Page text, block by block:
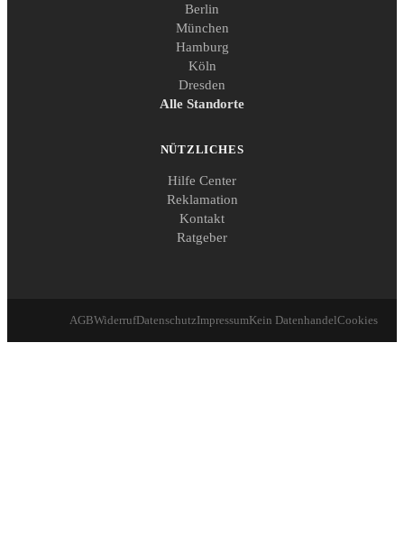
Berlin
München
Hamburg
Köln
Dresden
Alle Standorte
NÜTZLICHES
Hilfe Center
Reklamation
Kontakt
Ratgeber
AGBWiderrufDatenschutzImpressumKein DatenhandelCookies